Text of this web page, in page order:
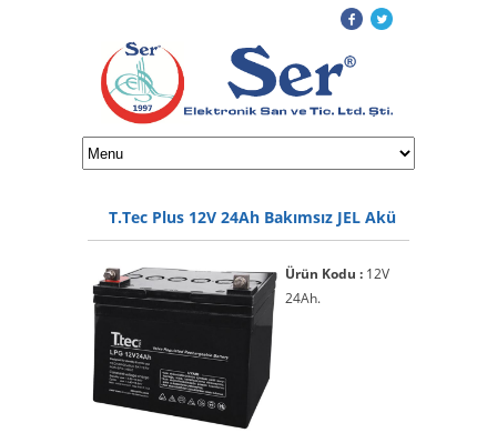
T.Tec Plus 12V 24Ah Bakımsız JEL Akü
Ürün Kodu : 12V
24Ah.